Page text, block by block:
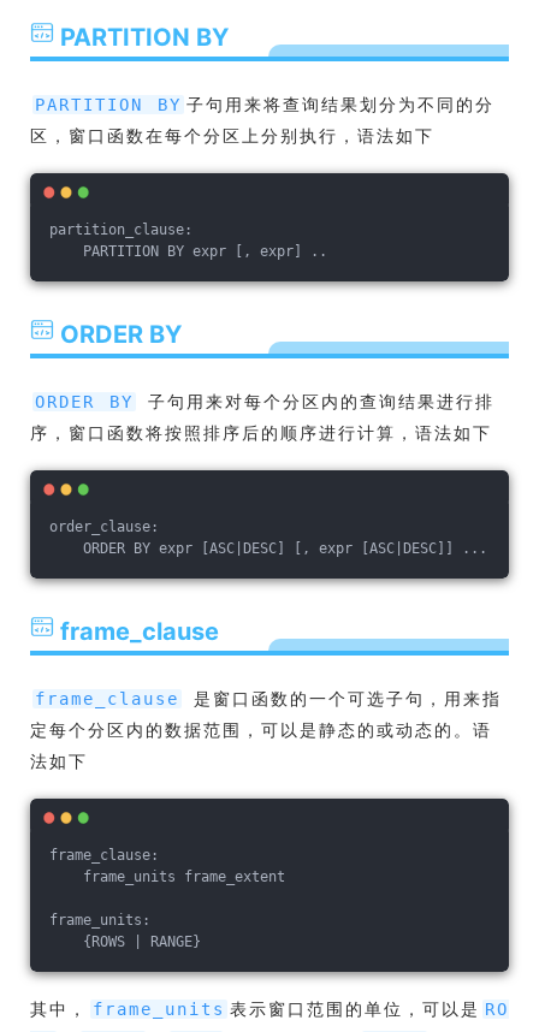
PARTITION BY
PARTITION BY 子句用来将查询结果划分为不同的分
区，窗口函数在每个分区上分别执行，语法如下
partition_clause:
PARTITION BY expr [, expr] ..
ORDER BY
ORDER BY
子句用来对每个分区内的查询结果进行排
序，窗口函数将按照排序后的顺序进行计算，语法如下
order_clause:
ORDER BY expr [ASC|DESC] [, expr [ASC|DESC]] ...
frame_clause
frame_clause
是窗口函数的一个可选子句，用来指
定每个分区内的数据范围，可以是静态的或动态的。语
法如下
frame_clause:
frame_units frame_extent
frame_units:
{ROWS | RANGE}
其中， frame_units 表示窗口范围的单位，可以是 RO